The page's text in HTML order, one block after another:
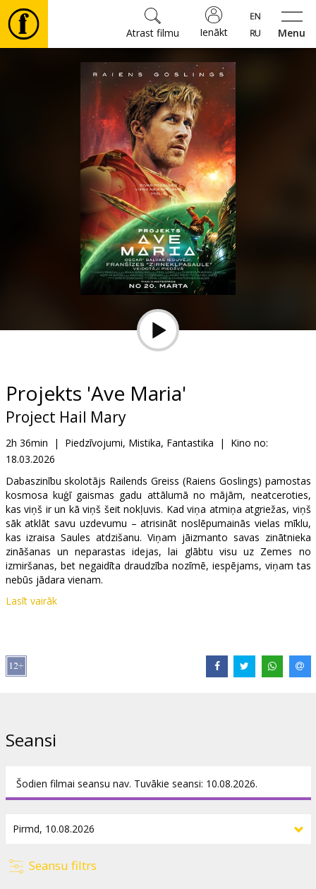
Menu
Ienākt
Atrast filmu
Pasākumi
B2B
Kino
Klubs
Projekts 'Ave Maria'
Project Hail Mary
2h 36min | Piedzīvojumi, Mistika, Fantastika |
Kino no:
18.03.2026
Dabaszinību skolotājs Railends Greiss (Raiens Goslings) pamostas
kosmosa kuģī gaismas gadu attālumā no mājām, neatceroties,
kas viņš ir un kā viņš šeit nokļuvis. Kad viņa atmiņa atgriežas, viņš
sāk atklāt savu uzdevumu – atrisināt noslēpumainās vielas mīklu,
kas izraisa Saules atdzišanu. Viņam jāizmanto savas zinātnieka
zināšanas un neparastas idejas, lai glābtu visu uz Zemes no
izmiršanas, bet negaidīta draudzība nozīmē, iespējams, viņam tas
nebūs jādara vienam.
Filma angļu valodā ar subtitriem latviešu un krievu valodā.
Izplatītājs:
Režisors:
Lasīt vairāk
Seansi
Šodien filmai seansu nav. Tuvākie seansi: 10.08.2026.
Seansu filtrs